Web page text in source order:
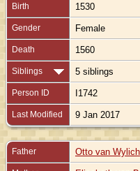
Birth 1530
Gender Female
Death 1560
Siblings 5 siblings
Person ID I1742
Last Modified 9 Jan 2017
Father Otto van Wylich